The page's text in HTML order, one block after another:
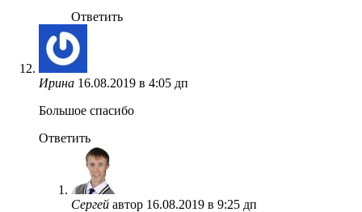
Ответить
Ирина 16.08.2019 в 4:05 дп
Большое спасибо
Ответить
Сергей автор 16.08.2019 в 9:25 дп